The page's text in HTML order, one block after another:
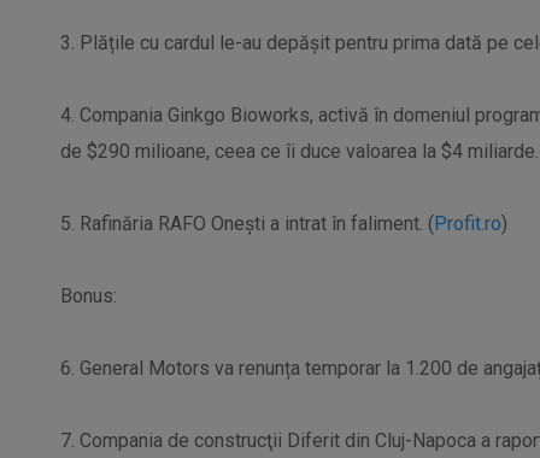
3. Plățile cu cardul le-au depășit pentru prima dată pe
4. Compania Ginkgo Bioworks, activă în domeniul
de $290 milioane, ceea ce îi duce valoarea la $4
5. Rafinăria RAFO Onești a intrat în faliment. (Profit.ro)
Bonus:
6. General Motors va renunța temporar la 1.200 de
7. Compania de construcţii Diferit din Cluj-Napoca a